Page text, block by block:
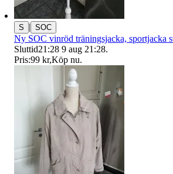
S | SOC
Ny SOC vinröd träningsjacka, sportjacka
Sluttid21:28 9 aug 21:28.
Pris:99 kr,Köp nu.